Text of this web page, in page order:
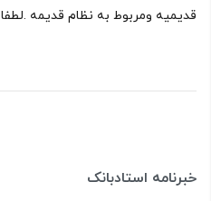
قدیمیه ومربوط به نظام قدیمه
خبرنامه استادبانک